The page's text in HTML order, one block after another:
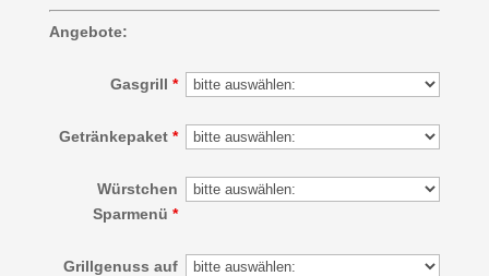
Angebote:
Gasgrill*
Getränkepaket*
Würstchen
Sparmenü*
Grillgenuss auf